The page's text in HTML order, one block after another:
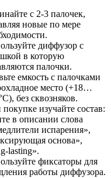
с 2-3 палочек,
новые по мере
диффузор с
в которую
палочки.
емкость с палочками
место (+18…
без сквозняков.
изучайте состав:
в описании слова
испарения»,
основа»,
lasting».
фиксаторы для
работы диффузора.